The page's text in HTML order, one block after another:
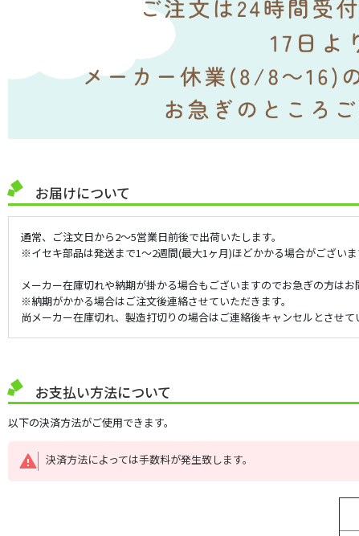
お届けについて
通常、ご注文日から2～5営業日前後で出荷いたします。
※イセキ部品は発送まで1～2週間(最大1ヶ月)ほどかかる場合がございま
メーカー在庫切れや納期が掛かる場合もございますのでお急ぎの方はお
※納期がかかる場合はご注文後連絡させていただきます。
尚メーカー在庫切れ、製造打切りの場合はご連絡後キャンセルとさせて
お支払い方法について
以下の決済方法がご使用できます。
決済方法によっては手数料が発生致します。